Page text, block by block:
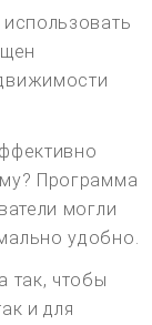
Программа
могли
удобно.
так, чтобы
и для